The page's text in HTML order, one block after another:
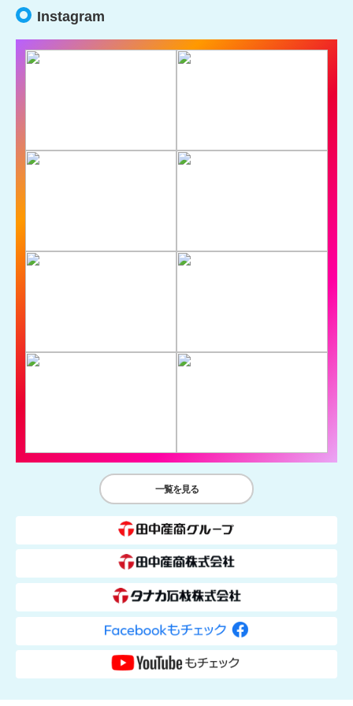
Instagram
一覧を見る